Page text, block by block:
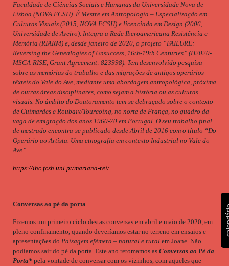
Faculdade de Ciências Sociais e Humanas da Universidade Nova de
Lisboa (NOVA FCSH). É Mestre em Antropologia – Especialização em
Culturas Visuais (2015, NOVA FCSH) e licenciada em Design (2006,
Universidade de Aveiro). Integra a Rede Iberoamericana Resistência e
Memória (RIARM) e, desde janeiro de 2020, o projeto “FAILURE:
Reversing the Genealogies of Unsuccess, 16th-19th Centuries” (H2020-
MSCA-RISE, Grant Agreement: 823998). Tem desenvolvido pesquisa
sobre as memórias do trabalho e das migrações de antigos operários
têxteis do Vale do Ave, mediante uma abordagem antropológica, próxima
de outras áreas disciplinares, como sejam a história ou as culturas
visuais. No âmbito do Doutoramento tem-se debruçado sobre o contexto
de Guimarães e Roubaix/Tourcoing, no norte de França, no quadro da
vaga de emigração dos anos 1960-70 em Portugal. O seu trabalho final
de mestrado encontra-se publicado desde Abril de 2016 com o título “Do
Operário ao Artista. Uma etnografia em contexto Industrial no Vale do
Ave”.
https://ihc.fcsh.unl.pt/mariana-rei/
Conversas ao pé da porta
Fizemos um primeiro ciclo destas conversas em abril e maio de 2020, em
pleno confinamento, quando deveríamos estar no terreno em ensaios e
apresentações do Paisagem efémera – natural e rural em Joane. Não
podíamos sair do pé da porta. Este ano retomamos as Conversas ao Pé da
Porta* pela vontade de conversar com os vizinhos, com aqueles que